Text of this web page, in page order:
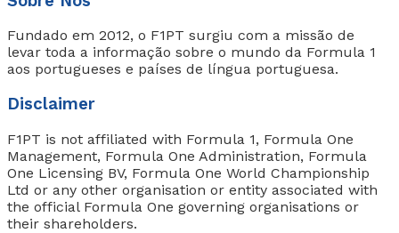
Fundado em 2012, o F1PT surgiu com a missão de
levar toda a informação sobre o mundo da Formula 1
aos portugueses e países de língua portuguesa.
Disclaimer
F1PT is not affiliated with Formula 1, Formula One
Management, Formula One Administration, Formula
One Licensing BV, Formula One World Championship
Ltd or any other organisation or entity associated with
the official Formula One governing organisations or
their shareholders.